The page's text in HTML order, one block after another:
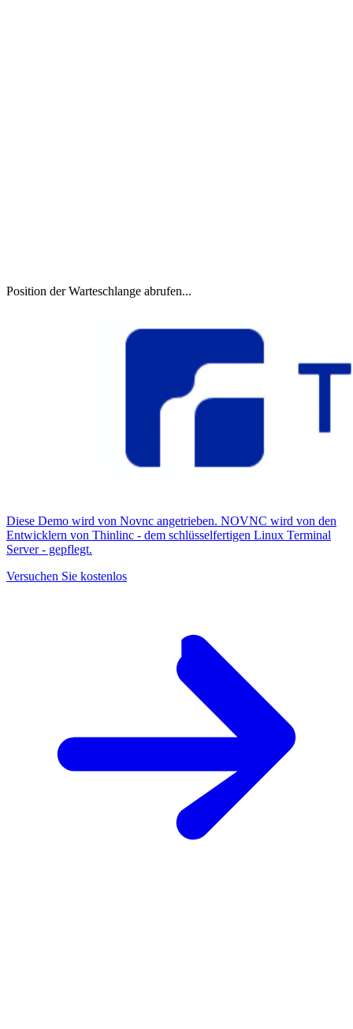
Position der Warteschlange abrufen...
Diese Demo wird von Novnc angetrieben. NOVNC wird von den
Entwicklern von Thinlinc - dem schlüsselfertigen Linux Terminal
Server - gepflegt.
Versuchen Sie kostenlos